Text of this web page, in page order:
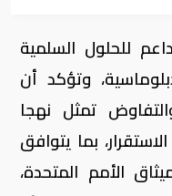
للحلول السلمية
وتؤكد أن
تمثل نهجا
بما يتوافق
الأمم المتحدة،